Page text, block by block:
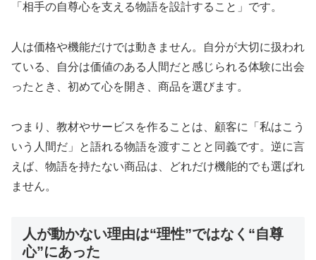
「相手の自尊心を支える物語を設計すること」です。
人は価格や機能だけでは動きません。自分が大切に扱われ
ている、自分は価値のある人間だと感じられる体験に出会
ったとき、初めて心を開き、商品を選びます。
つまり、教材やサービスを作ることは、顧客に「私はこう
いう人間だ」と語れる物語を渡すことと同義です。逆に言
えば、物語を持たない商品は、どれだけ機能的でも選ばれ
ません。
人が動かない理由は“理性”ではなく“自尊
心”にあった